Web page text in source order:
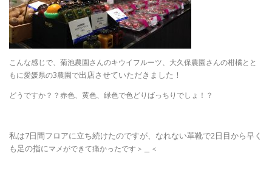
こんな感じで、菊池農園さんのキウイフルーツ、大久保農園さんの柑橘とと
もに愛媛県の3農園で出店させていただきました！
どうですか？？赤色、黄色、緑色で色どりばっちりでしょ！？
私は7日間フロアに立ち続けたのですが、なれない革靴で2日目から早く
も足の指にマメができて痛かったです＞＿＜